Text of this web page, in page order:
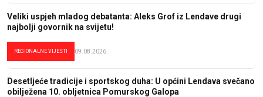
Veliki uspjeh mladog debatanta: Aleks Grof iz Lendave drugi
najbolji govornik na svijetu!
REGIONALNE VIJESTI 09.08.2026.
Desetljeće tradicije i sportskog duha: U općini Lendava svečano
obilježena 10. obljetnica Pomurskog Galopa